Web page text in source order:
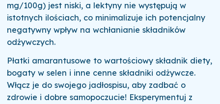
mg/100g) jest niski, a lektyny nie występują w
istotnych ilościach, co minimalizuje ich potencjalny
negatywny wpływ na wchłanianie składników
odżywczych.
Płatki amarantusowe to wartościowy składnik diety,
bogaty w selen i inne cenne składniki odżywcze.
Włącz je do swojego jadłospisu, aby zadbać o
zdrowie i dobre samopoczucie! Eksperymentuj z